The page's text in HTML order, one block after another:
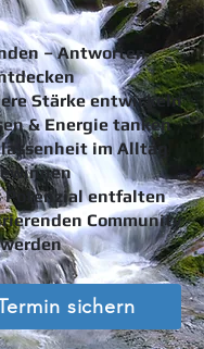
– Antworten
Stärke entwickeln
& Energie tanken
im Alltag
Potenzial entfalten
Community
werden
sichern